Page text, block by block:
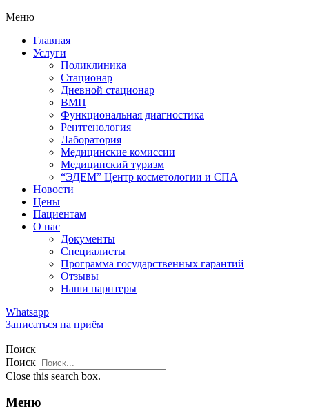
Меню
Главная
Услуги
Поликлиника
Стационар
Дневной стационар
ВМП
Функциональная диагностика
Рентгенология
Лаборатория
Медицинские комиссии
Медицинский туризм​
“ЭДЕМ” Центр косметологии и СПА
Новости
Цены
Пациентам
О нас
Документы
Специалисты
Программа государственных гарантий
Отзывы
Наши парнтеры
Whatsapp
Записаться на приём
Поиск
Поиск
Close this search box.
Меню